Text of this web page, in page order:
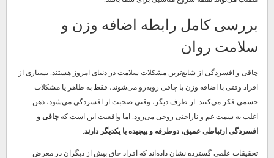
بررسی کامل رابطه اضافه وزن و
سلامت روان
چاقی و افسردگی از شایع‌ترین مشکلات سلامت در دنیای امروز هستند. بسیاری از
افراد وقتی با اضافه وزن یا چاقی روبه‌رو می‌شوند، فقط به ظاهر یا مشکلات
جسمی فکر می‌کنند. از طرف دیگر، وقتی صحبت از افسردگی می‌شود، ذهن
اغلب به سمت غم و ناراحتی روحی می‌رود. اما واقعیت این است که چاقی و
افسردگی ارتباطی عمیق، دوطرفه و پیچیده با یکدیگر دارند.
تحقیقات علمی گسترده نشان داده‌اند که افراد چاق بیش از دیگران در معرض